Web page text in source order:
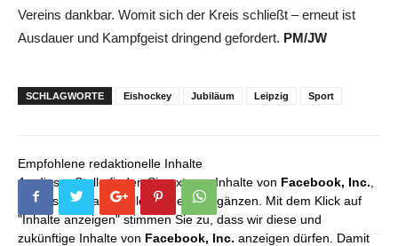
Vereins dankbar. Womit sich der Kreis schließt – erneut ist
Ausdauer und Kampfgeist dringend gefordert. PM/JW
SCHLAGWORTE Eishockey Jubiläum Leipzig Sport
Empfohlene redaktionelle Inhalte
An dieser Stelle finden Sie externe Inhalte von Facebook, Inc.
die unser redaktionelles Angebot ergänzen. Mit dem Klick auf
"Inhalte anzeigen" stimmen Sie zu, dass wir diese und
zukünftige Inhalte von Facebook, Inc. anzeigen dürfen. Damit